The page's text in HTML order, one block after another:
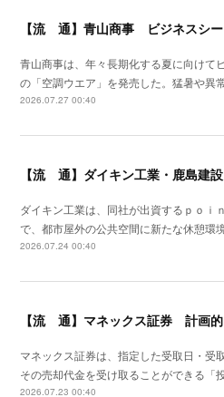
青山商事は、年々長期化する夏に向けて
の「空調ウエア」を発売した。猛暑や
2026.07.27 00:40
ダイキン工業は、同社が出資するｐｏｉ
で、都市屋外の公共空間に新たな休憩
2026.07.24 00:40
マネックス証券は、指定した受取日・受
その売却代金を受け取ることができる
2026.07.23 00:40